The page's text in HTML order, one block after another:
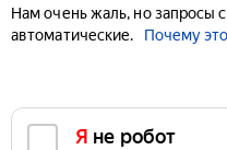
Нам очень жаль, но запросы
автоматические.
Почему
Я не робот